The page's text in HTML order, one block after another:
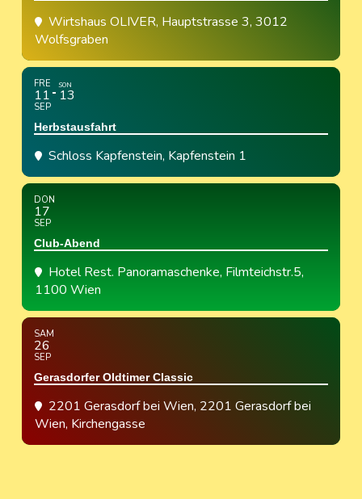
Wirtshaus OLIVER, Hauptstrasse 3, 3012
Wolfsgraben
FRE
11
SEP
SON
13
Herbstausfahrt
Schloss Kapfenstein, Kapfenstein 1
DON
17
SEP
Club-Abend
Hotel Rest. Panoramaschenke, Filmteichstr.5,
1100 Wien
SAM
26
SEP
Gerasdorfer Oldtimer Classic
2201 Gerasdorf bei Wien, 2201 Gerasdorf bei
Wien, Kirchengasse